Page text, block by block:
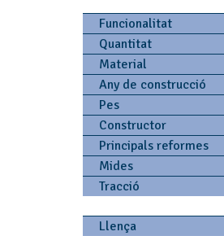
Funcionalitat
Quantitat
Material
Any de construcció
Pes
Constructor
Principals reformes
Mides
Tracció
Llença